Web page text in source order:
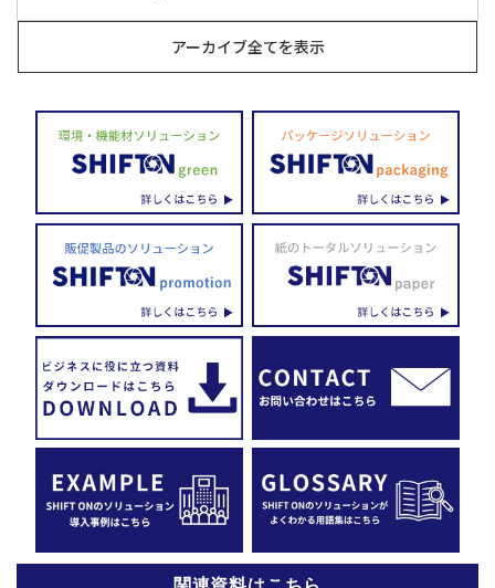
アーカイブ全てを表示